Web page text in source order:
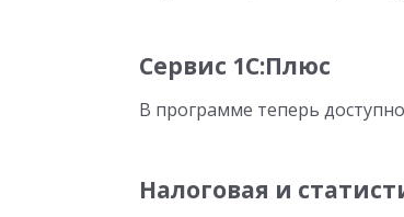
Сервис 1С:Плюс
В программе теперь
Налоговая и